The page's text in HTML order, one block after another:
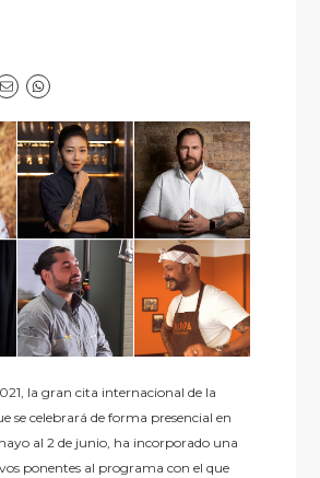
la gran cita internacional de la
se celebrará de forma presencial en
al 2 de junio, ha incorporado una
ponentes al programa con el que